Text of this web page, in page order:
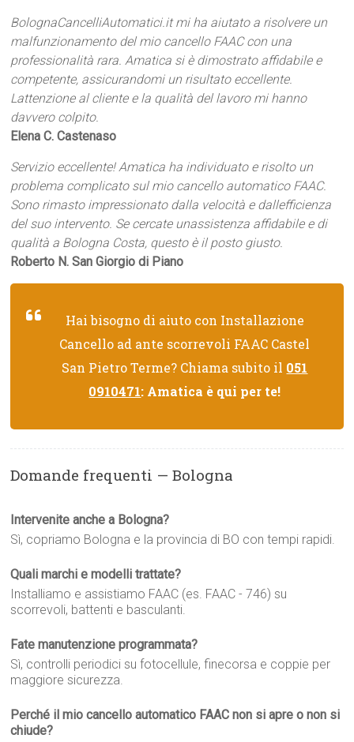
BolognaCancelliAutomatici.it mi ha aiutato a risolvere un
malfunzionamento del mio cancello FAAC con una
professionalità rara. Amatica si è dimostrato affidabile e
competente, assicurandomi un risultato eccellente.
Lattenzione al cliente e la qualità del lavoro mi hanno
davvero colpito.
Elena C. Castenaso
Servizio eccellente! Amatica ha individuato e risolto un
problema complicato sul mio cancello automatico FAAC.
Sono rimasto impressionato dalla velocità e dallefficienza
del suo intervento. Se cercate unassistenza affidabile e di
qualità a Bologna Costa, questo è il posto giusto.
Roberto N. San Giorgio di Piano
Hai bisogno di aiuto con Installazione
Cancello ad ante scorrevoli FAAC Castel
San Pietro Terme? Chiama subito il 051
0910471: Amatica è qui per te!
Domande frequenti — Bologna
Intervenite anche a Bologna?
Sì, copriamo Bologna e la provincia di BO con tempi rapidi.
Quali marchi e modelli trattate?
Installiamo e assistiamo FAAC (es. FAAC - 746) su
scorrevoli, battenti e basculanti.
Fate manutenzione programmata?
Sì, controlli periodici su fotocellule, finecorsa e coppie per
maggiore sicurezza.
Perché il mio cancello automatico FAAC non si apre o non si
chiude?